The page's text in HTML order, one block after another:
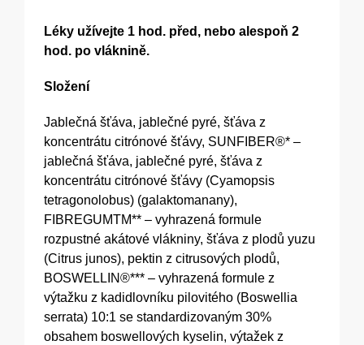
Léky užívejte 1 hod. před, nebo alespoň 2
hod. po vláknině.
Složení
Jablečná šťáva, jablečné pyré, šťáva z
koncentrátu citrónové šťávy, SUNFIBER®* –
jablečná šťáva, jablečné pyré, šťáva z
koncentrátu citrónové šťávy (Cyamopsis
tetragonolobus) (galaktomanany),
FIBREGUMTM** – vyhrazená formule
rozpustné akátové vlákniny, šťáva z plodů yuzu
(Citrus junos), pektin z citrusových plodů,
BOSWELLIN®*** – vyhrazená formule z
výtažku z kadidlovníku pilovitého (Boswellia
serrata) 10:1 se standardizovaným 30%
obsahem boswellových kyselin, výtažek z